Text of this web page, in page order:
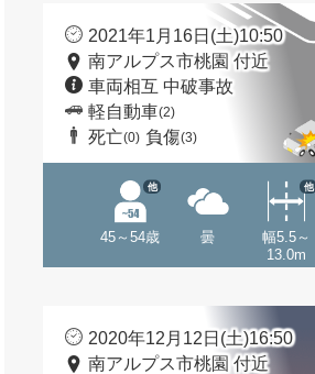
2021年1月16日(土)10:50
南アルプス市桃園 付近
車両相互 中破事故
軽自動車(2)
死亡(0) 負傷(3)
45～54歳
他
曇
幅5.5～
13.0m
他
2020年12月12日(土)16:50
南アルプス市桃園 付近